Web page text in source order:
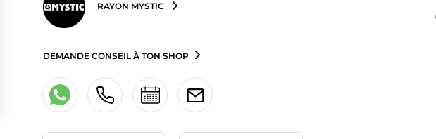
RAYON MYSTIC
DEMANDE CONSEIL À TON SHOP